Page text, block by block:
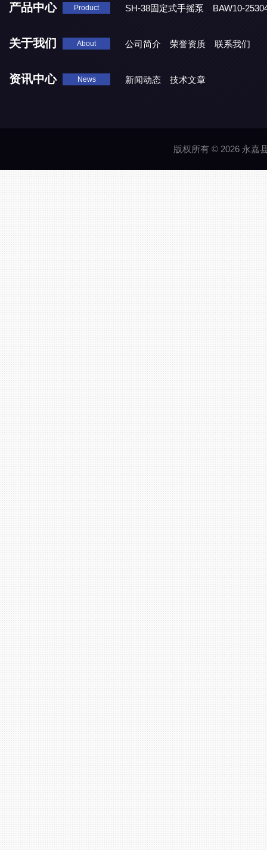
产品中心 Product SH-38固定式手摇泵
BAW10-
关于我们 About 公司简介 荣誉资质 联系我们
资讯中心 News 新闻动态 技术文章
版权所有 © 2026 永嘉